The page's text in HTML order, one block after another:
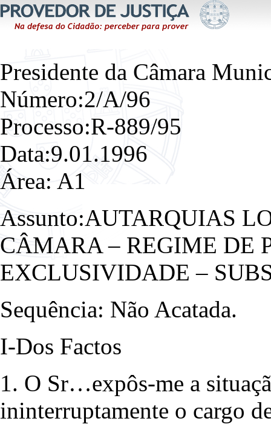
Presidente da Câmara
Número:2/A/96
Processo:R-889/95
Data:9.01.1996
Área: A1
Assunto:AUTARQUIAS
CÂMARA – REGIME DE
EXCLUSIVIDADE –
Sequência: Não Acatada.
I-Dos Factos
1. O Sr…expôs-me a
ininterruptamente o cargo